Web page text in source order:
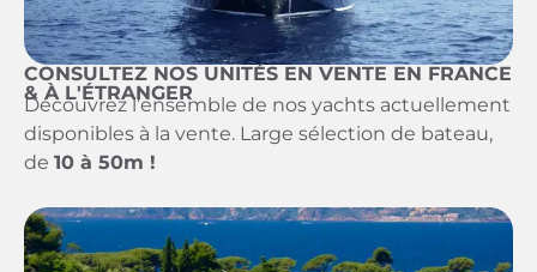
CONSULTEZ NOS UNITÉS EN VENTE EN FRANCE
& À L'ÉTRANGER
Découvrez l’ensemble de nos yachts actuellement
disponibles à la vente. Large sélection de bateau,
de 10 à 50m !